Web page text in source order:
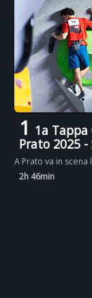
1 1a
Prato 2025
A Prato va in
2h 46min